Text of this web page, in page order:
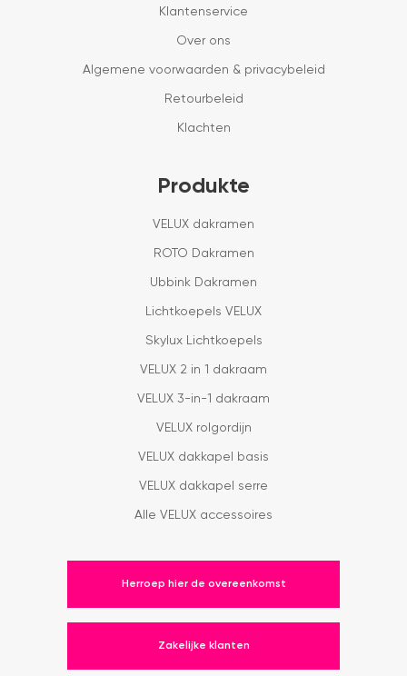
Klantenservice
Over ons
Algemene voorwaarden & privacybeleid
Retourbeleid
Klachten
Produkte
VELUX dakramen
ROTO Dakramen
Ubbink Dakramen
Lichtkoepels VELUX
Skylux Lichtkoepels
VELUX 2 in 1 dakraam
VELUX 3-in-1 dakraam
VELUX rolgordijn
VELUX dakkapel basis
VELUX dakkapel serre
Alle VELUX accessoires
Herroep hier de overeenkomst
Zakelijke klanten